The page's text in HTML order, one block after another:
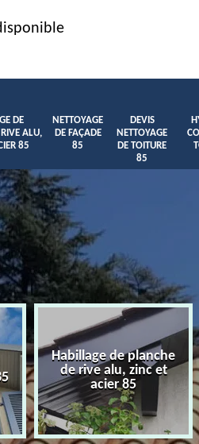
DE
ALU,
85
NETTOYAGE
DE FAÇADE
85
DEVIS
NETTOYAGE
DE TOITURE
85
Habillage de planche
de rive alu, zinc et
acier 85